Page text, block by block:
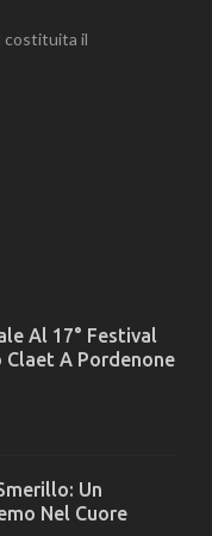
costituita il
Al 17° Festival
Claet A Pordenone
Un
Nel Cuore